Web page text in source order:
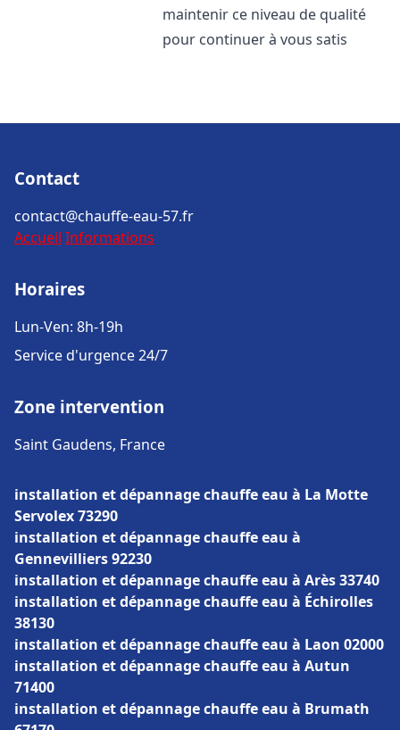
maintenir ce niveau de qualité
pour continuer à vous satis
Contact
contact@chauffe-eau-57.fr
Accueil Informations
Horaires
Lun-Ven: 8h-19h
Service d'urgence 24/7
Zone intervention
Saint Gaudens, France
installation et dépannage chauffe eau à La Motte
Servolex 73290
installation et dépannage chauffe eau à
Gennevilliers 92230
installation et dépannage chauffe eau à Arès 33740
installation et dépannage chauffe eau à Échirolles
38130
installation et dépannage chauffe eau à Laon 02000
installation et dépannage chauffe eau à Autun
71400
installation et dépannage chauffe eau à Brumath